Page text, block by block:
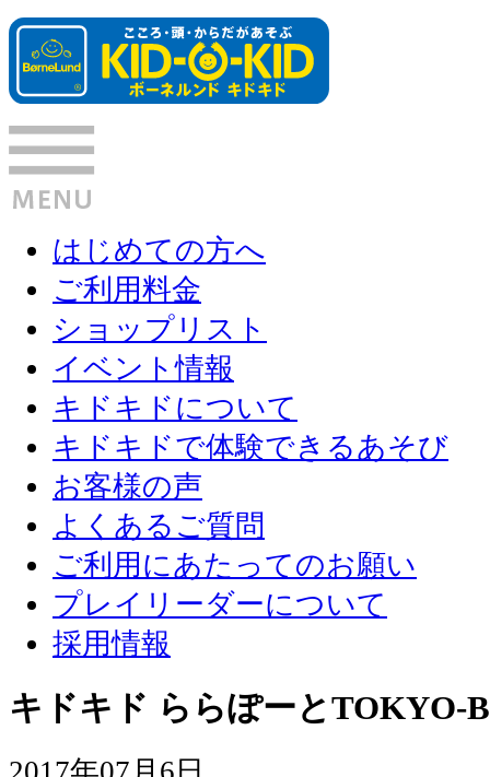
はじめての方へ
ご利用料金
ショップリスト
イベント情報
キドキドについて
キドキドで体験できるあそび
お客様の声
よくあるご質問
ご利用にあたってのお願い
プレイリーダーについて
採用情報
キドキド ららぽーとTOKYO-